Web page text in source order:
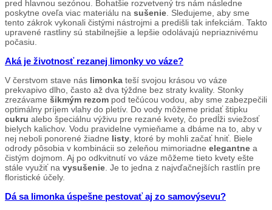
pred hlavnou sezónou. Bohatšie rozvetvený trs nám následne
poskytne oveľa viac materiálu na sušenie . Sledujeme, aby sme
tento zákrok vykonali čistými nástrojmi a predišli tak infekciám. Takto
upravené rastliny sú stabilnejšie a lepšie odolávajú nepriaznivému
počasiu.
Aká je životnosť rezanej limonky vo váze?
V čerstvom stave nás limonka teší svojou krásou vo váze
prekvapivo dlho, často až dva týždne bez straty kvality. Stonky
zrezávame šikmým rezom pod tečúcou vodou, aby sme zabezpečili
optimálny príjem vlahy do pletív. Do vody môžeme pridať štipku
cukru alebo špeciálnu výživu pre rezané kvety, čo predĺži sviežosť
bielych kalichov. Vodu pravidelne vymieňame a dbáme na to, aby v
nej neboli ponorené žiadne listy , ktoré by mohli začať hniť. Biele
odrody pôsobia v kombinácii so zeleňou mimoriadne elegantne a
čistým dojmom. Aj po odkvitnutí vo váze môžeme tieto kvety ešte
stále využiť na vysušenie . Je to jedna z najvďačnejších rastlín pre
floristické účely.
Dá sa limonka úspešne pestovať aj zo samovýsevu?